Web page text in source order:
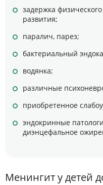
задержка
развития;
паралич, парез;
бактериальный
водянка;
различные
приобретенное
эндокринные
диэнцефальное
Менингит у детей